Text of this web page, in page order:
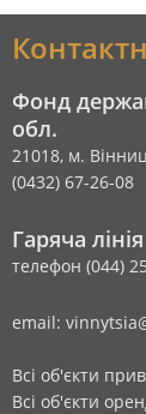
Фонд
обл.
21018, м.
(0432) 67-26-08
Гаряча
телефон (044)
email:
Всі об'єкти
Всі об'єкти